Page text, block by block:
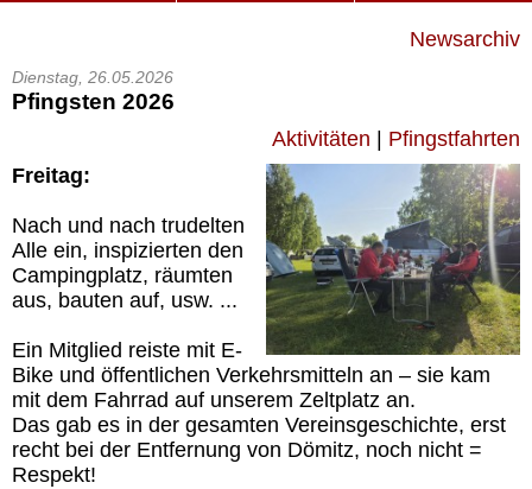
Newsarchiv
Dienstag, 26.05.2026
Pfingsten 2026
Aktivitäten
Pfingstfahrten
Freitag:
Nach und nach trudelten
Alle ein, inspizierten den
Campingplatz, räumten
aus, bauten auf, usw. ...
Ein Mitglied reiste mit E-
Bike und öffentlichen Verkehrsmitteln an – sie kam
mit dem Fahrrad auf unserem Zeltplatz an.
Das gab es in der gesamten Vereinsgeschichte, erst
recht bei der Entfernung von Dömitz, noch nicht =
Respekt!